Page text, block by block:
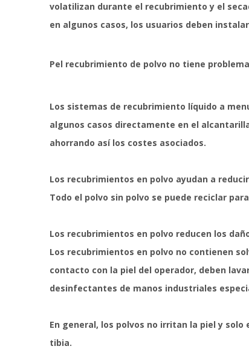
volatilizan durante el recubrimiento y el
en algunos casos, los usuarios deben
Pel recubrimiento de polvo no tiene
Los sistemas de recubrimiento líquido a
algunos casos directamente en el
ahorrando así los costes asociados.
Los recubrimientos en polvo ayudan a
Todo el polvo sin polvo se puede reciclar
Los recubrimientos en polvo reducen los
Los recubrimientos en polvo no contienen
contacto con la piel del operador, deben
desinfectantes de manos industriales
En general, los polvos no irritan la piel y
tibia.